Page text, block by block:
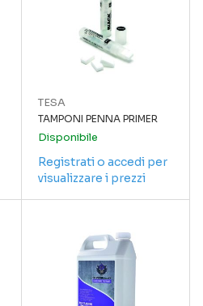
TESA
TAMPONI PENNA PRIMER
Disponibile
Registrati o accedi per
visualizzare i prezzi